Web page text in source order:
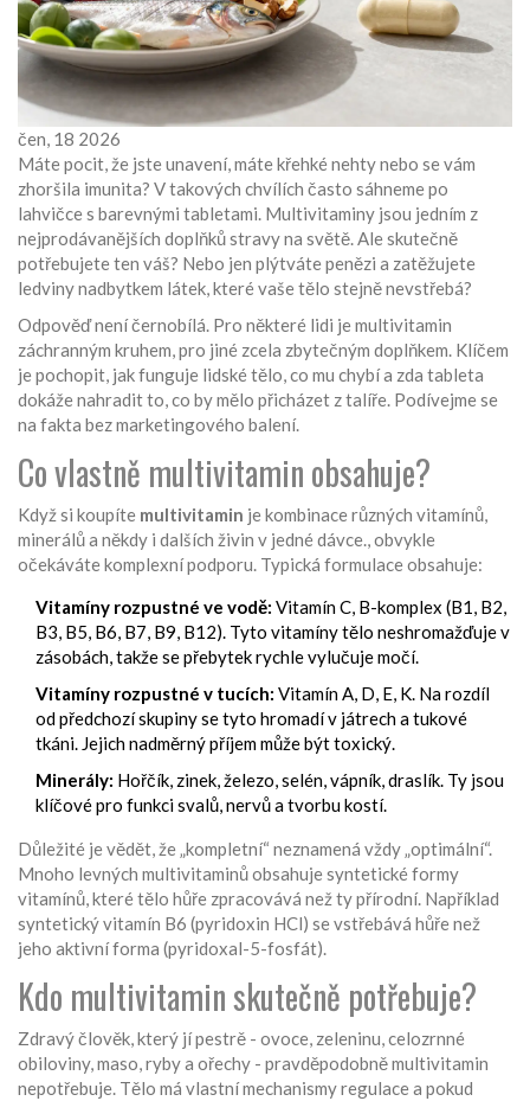
čen, 18 2026
Máte pocit, že jste unavení, máte křehké nehty nebo se vám
zhoršila imunita? V takových chvílích často sáhneme po
lahvičce s barevnými tabletami. Multivitaminy jsou jedním z
nejprodávanějších doplňků stravy na světě. Ale skutečně
potřebujete ten váš? Nebo jen plýtváte penězi a zatěžujete
ledviny nadbytkem látek, které vaše tělo stejně nevstřebá?
Odpověď není černobílá. Pro některé lidi je multivitamin
záchranným kruhem, pro jiné zcela zbytečným doplňkem. Klíčem
je pochopit, jak funguje lidské tělo, co mu chybí a zda tableta
dokáže nahradit to, co by mělo přicházet z talíře. Podívejme se
na fakta bez marketingového balení.
Co vlastně multivitamin obsahuje?
Když si koupíte multivitamin jekombinace různých vitamínů,
minerálů a někdy i dalších živin v jedné dávce., obvykle
očekáváte komplexní podporu. Typická formulace obsahuje:
Vitamíny rozpustné ve vodě: Vitamín C, B-komplex (B1, B2,
B3, B5, B6, B7, B9, B12). Tyto vitamíny tělo neshromažďuje v
zásobách, takže se přebytek rychle vylučuje močí.
Vitamíny rozpustné v tucích: Vitamín A, D, E, K. Na rozdíl
od předchozí skupiny se tyto hromadí v játrech a tukové
tkáni. Jejich nadměrný příjem může být toxický.
Minerály: Hořčík, zinek, železo, selén, vápník, draslík. Ty jsou
klíčové pro funkci svalů, nervů a tvorbu kostí.
Důležité je vědět, že „kompletní“ neznamená vždy „optimální“.
Mnoho levných multivitaminů obsahuje syntetické formy
vitamínů, které tělo hůře zpracovává než ty přírodní. Například
syntetický vitamín B6 (pyridoxin HCl) se vstřebává hůře než
jeho aktivní forma (pyridoxal-5-fosfát).
Kdo multivitamin skutečně potřebuje?
Zdravý člověk, který jí pestrě - ovoce, zeleninu, celozrnné
obiloviny, maso, ryby a ořechy - pravděpodobně multivitamin
nepotřebuje. Tělo má vlastní mechanismy regulace a pokud